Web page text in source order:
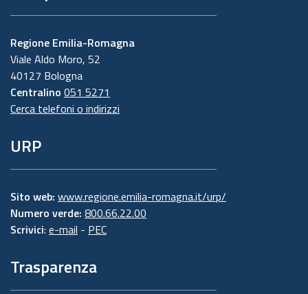
Regione Emilia-Romagna
Viale Aldo Moro, 52
40127 Bologna
Centralino 051 5271
Cerca telefoni o indirizzi
URP
Sito web: www.regione.emilia-romagna.it/urp/
Numero verde: 800.66.22.00
Scrivici: e-mail - PEC
Trasparenza